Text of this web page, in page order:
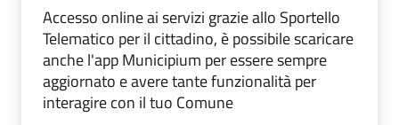
Accesso online ai servizi grazie allo Sportello
Telematico per il cittadino, è possibile scaricare
anche l'app Municipium per essere sempre
aggiornato e avere tante funzionalità per
interagire con il tuo Comune